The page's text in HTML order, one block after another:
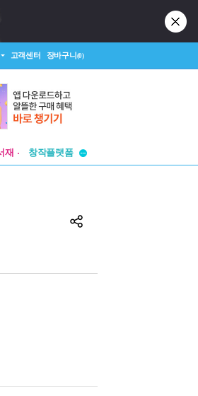
고객센터 장바구니(0)
재
창작플랫폼